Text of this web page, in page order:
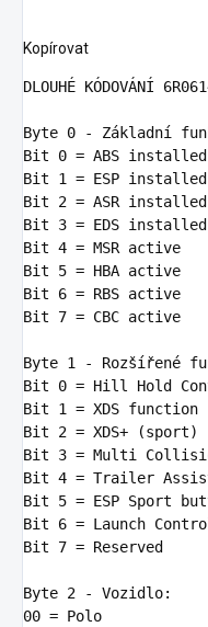
Kopírovat
DLOUHÉ KÓDOVÁNÍ 6
Byte 0
Bit
0
Bit
1
Bit
2
Bit
3
Bit 4
Bit
5
Bit
6
Bit
7 = CBC active
Byte 1
Bit
0
Bit
1
Bit
2
Bit
3
Bit 4
Bit
5
Bit
6
Bit
7 = Reserved
Byte 2
00